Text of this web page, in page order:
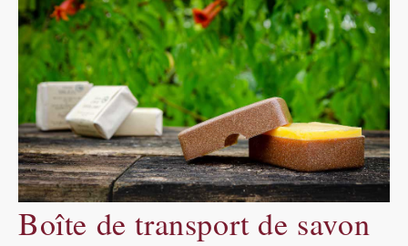
Boîte de transport de savon